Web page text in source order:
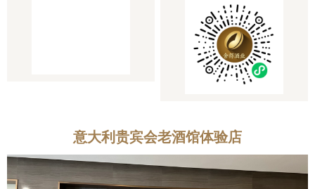
意大利贵宾会老酒馆体验店